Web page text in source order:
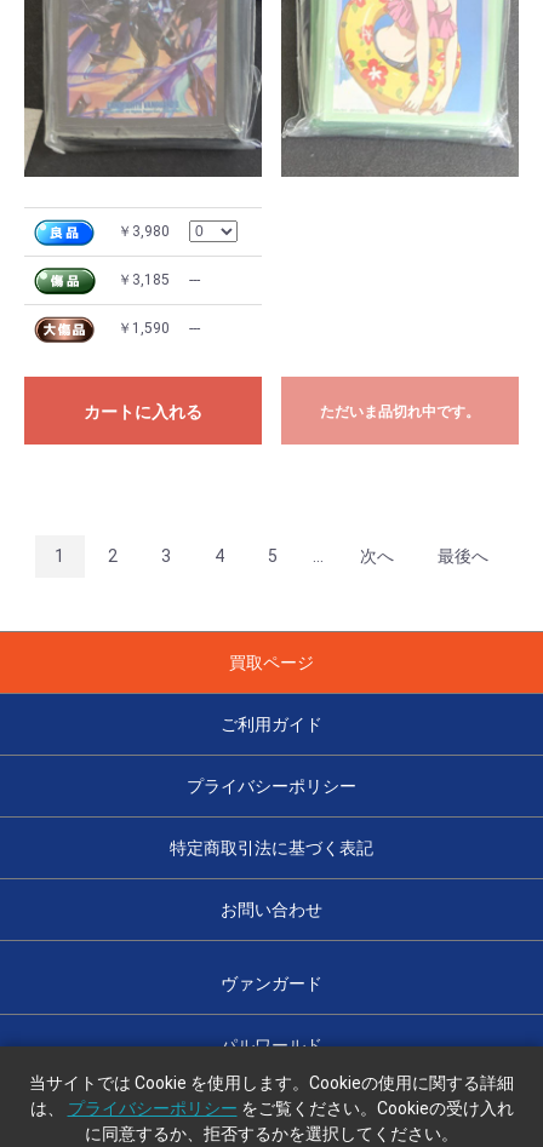
￥3,980
￥3,185 ---
￥1,590 ---
カートに入れる ただいま品切れ中です。
1 2 3 4 5 次へ 最後へ
買取ページ
ご利用ガイド
プライバシーポリシー
特定商取引法に基づく表記
お問い合わせ
ヴァンガード
パルワールド
当サイトでは Cookie を使用します。Cookieの使用に関する詳細
は、 プライバシーポリシー をご覧ください。Cookieの受け入れ
に同意するか、拒否するかを選択してください。